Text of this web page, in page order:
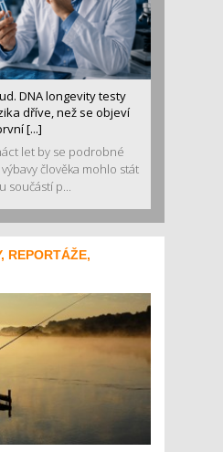
DNA longevity testy
dříve, než se objeví
[...]
let by se podrobné
člověka mohlo stát
součástí p...
REPORTÁŽE,